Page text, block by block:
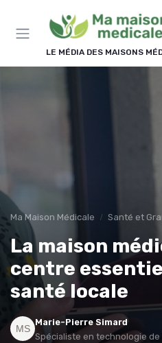
LE MÉDIA DES MAISONS
Ma Maison Médicale Santé et
La maison
centre
santé locale
Marie-Pierre Simard
Spécialiste en technologie de